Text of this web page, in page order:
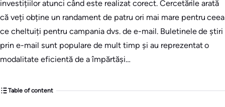
investițiilor atunci când este realizat corect. Cercetările arată
că veți obține un randament de patru ori mai mare pentru ceea
ce cheltuiți pentru campania dvs. de e-mail. Buletinele de știri
prin e-mail sunt populare de mult timp și au reprezentat o
modalitate eficientă de a împărtăși…
Table of content